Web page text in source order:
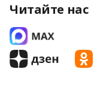
Читайте нас